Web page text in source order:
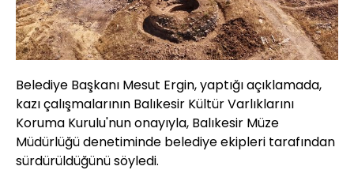
Belediye Başkanı Mesut Ergin, yaptığı açıklamada,
kazı çalışmalarının Balıkesir Kültür Varlıklarını
Koruma Kurulu'nun onayıyla, Balıkesir Müze
Müdürlüğü denetiminde belediye ekipleri tarafından
sürdürüldüğünü söyledi.